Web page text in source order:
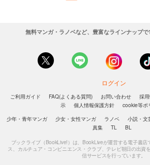
無料マンガ・ラノベなど、豊富なラインナップで
ログイン
ご利用ガイド FAQ(よくある質問) お問い合わせ 採
示
個人情報保護方針
cookie等ポ
少年・青年マンガ
少女・女性マンガ ラノベ 小説・文
真集
TL BL
ブックライブ（BookLive!）は、BookLiveが運営する電子書店
ス、カルチュア・コンビニエンス・クラブ、テレビ朝日の出資
信サービスを行っています。